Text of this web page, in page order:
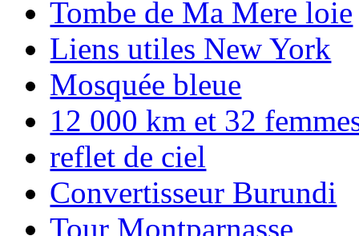
Tombe de Ma Mere loie
Liens utiles New York
Mosquée bleue
12 000 km et 32
reflet de ciel
Convertisseur Burundi
Tour Montparnasse